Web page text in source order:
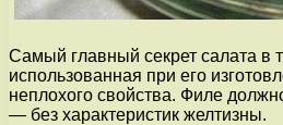
Самый главный секрет салата в
использованная при его
неплохого свойства. Филе
— без характеристик желтизны.